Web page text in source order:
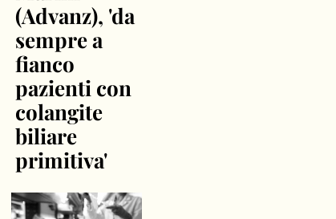
(Advanz), 'da
sempre a
fianco
pazienti con
colangite
biliare
primitiva'